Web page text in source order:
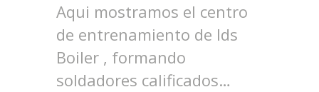
Aqui mostramos el centro
de entrenamiento de Ids
Boiler , formando
soldadores calificados…